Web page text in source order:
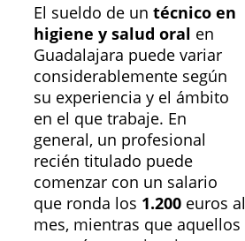
El sueldo de un técnico en
higiene y salud oral en
Guadalajara puede variar
considerablemente según
su experiencia y el ámbito
en el que trabaje. En
general, un profesional
recién titulado puede
comenzar con un salario
que ronda los 1.200 euros al
mes, mientras que aquellos